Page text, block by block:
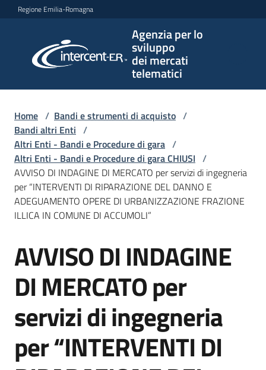
Vai al contenuto
Vai alla navigazione
Vai al footer
Regione Emilia-Romagna
Agenzia per lo
sviluppo
dei mercati
telematici
per lo
sviluppo
telematici
L'Agenzia
Bandi
strumenti
di
Supporto
Home / Bandi e strumenti di acquisto /
Bandi altri Enti /
Altri Enti - Bandi e Procedure di gara /
Altri Enti - Bandi e Procedure di gara CHIUSI /
AVVISO DI INDAGINE DI MERCATO per servizi di ingegneria
per “INTERVENTI DI RIPARAZIONE DEL DANNO E
ADEGUAMENTO OPERE DI URBANIZZAZIONE FRAZIONE
ILLICA IN COMUNE DI ACCUMOLI”
Salta al contenuto
AVVISO DI INDAGINE
DI MERCATO per
servizi di ingegneria
per “INTERVENTI DI